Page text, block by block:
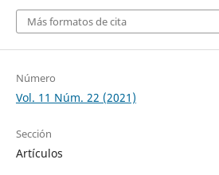
Más formatos de cita
Número
Vol. 11 Núm. 22 (2021)
Sección
Artículos